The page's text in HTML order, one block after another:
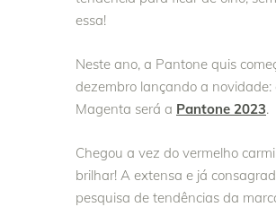
essa!
Neste ano, a Pantone quis
dezembro lançando a novidade:
Magenta será a Pantone 2023.
Chegou a vez do vermelho
brilhar! A extensa e já
pesquisa de tendências da